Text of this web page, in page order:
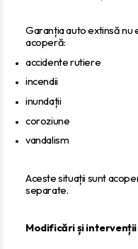
Garanția auto extinsă nu
acoperă:
accidente rutiere
incendii
inundații
coroziune
vandalism
Aceste situații sunt
separate.
Modificări și